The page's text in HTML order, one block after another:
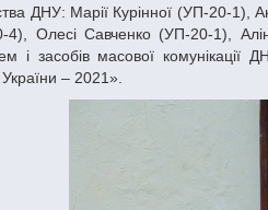
ДНУ: Марії Курінної (УП-20-1),
4), Олесі Савченко (УП-20-1),
і засобів масової
– 2021».